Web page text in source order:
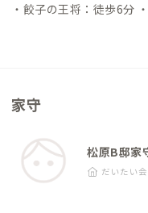
・餃子の王将：徒歩6分
家守
松原B邸家
だいたい